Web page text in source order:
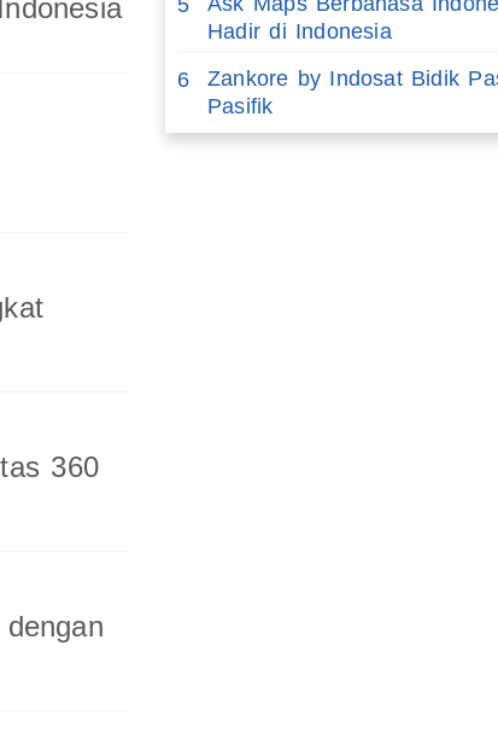
360
5
Hadir di Indonesia
6
Zankore by Indosat Bidik
Pasifik